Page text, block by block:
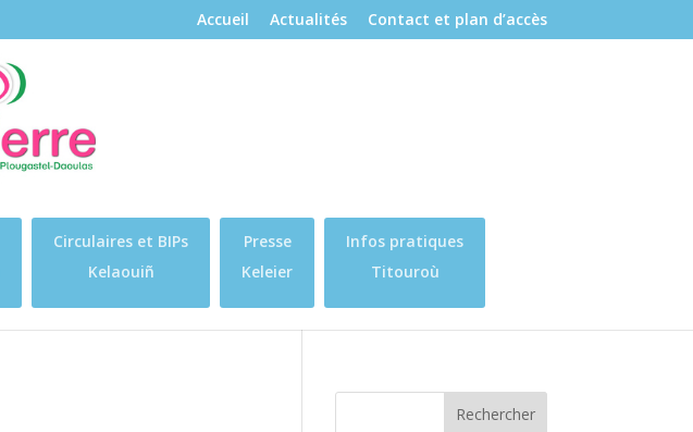
Accueil Actualités Contact et plan d’accès
Circulaires et BIPs
Kelaouiñ
Presse
Keleier
Infos pratiques
Titouroù